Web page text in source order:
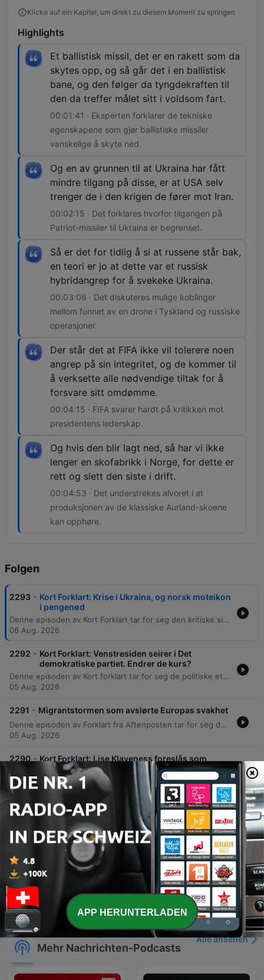
Klicke auf ein Kapitel, um direkt zu diesem Moment zu springen
Highlights
Et ballistisk missil, det er en rakett som da
skytes opp, og så går det i en ballistisk
bane, og den følger da tyngdekraften til
den da treffer målet sitt i voldsom fart.
00:01:41 · Eksperten forklarer de tekniske
egenskapene som gjør ballistiske missiler
vanskelige å skyte ned.
Og en av grunnen til at Ukraina har fått
mindre tilgang på disse, er at USA selv
trenger de i den krigen de fører mot Iran.
00:02:15 · Det forklares hvorfor tilgangen på
Patriot-missiler til Ukraina er begrenset.
Så er det for tidlig å si at russene står bak,
en teori er jo at dette var et russisk
hybridangrep for å svekeke Ukraina.
00:03:06 · Det diskuteres mulige koblinger
mellom funnet av en drone i Tyskland og russiske
operasjoner.
Der står det at FIFA ikke vil tolerere noen
angrep på sin integritet, og de kommer til
å verksette alle nødvendige tiltak for å
forsvare sitt omdømme.
00:04:15 · FIFA svarer hardt på kritikken mot
presidentens lederskap.
Og hvis den blir lagt ned, så har vi ikke
lenger en skofabrikk i Norge, for dette er
rett og slett den siste i drift.
00:04:53 · Det understrekes alvoret i at
produksjonen av de klassiske Aurland-skoene
kan opphøre.
Folgen
2293 - Kort Forklart: Krise i Ukraina, og norsk moteikon
i pengenød
Denne episoden av Kort Forklart tar for seg den kritiske situasjonen i Ukraina, der mangelen på forsvarsmissiler, spesielt Patriot-systemer, truer med å skape en katastrofe. Det diskuteres også funnet av en drone med eksplosiver på en flyplass i Tyskland og muligheten for russiske hybridangrep i Europa. Videre belyses krisemøtet til FIFA-president Gianni Infantino etter kritikk mot håndteringen av VM-salg, samt den usikre fremtiden til den norske skofabrikken i Aurland. Selskapet som lager de tradisjonsrike Aurland-skoene står i fare for nedleggelse på grunn av økonomiske utfordringer og økt konkurranse fra billigere alternativer.
06 Aug. 2026
2292 - Kort Forklart: Venstresiden seirer i Det
demokratiske partiet. Endrer de kurs?
Denne episoden av Kort forklart tar for seg de politiske ettervirkningene av Abdul El-Sayeds seier i demokratenes nominasjonsvalg i Michigan. Diskusjonen belyser spenningen mellom den progressive venstresiden og partiets moderate fløy, spesielt knyttet til politikk rundt Israel og migrasjon. Videre drøftes betydningen av dette valget for det demokratiske partiets strategi frem mot presidentvalget og muligheten for å kontrollere Senatet. I tillegg dekker episoden en nylig hendelse der en del av en SpaceX Falcon 9-rakett ved et uhell krasjet i månen. Dette skapte et nytt krater på mellom 20 og 30 meter, noe som reiser spørsmål om romsøppel og kontrollert nedstigning av rakettdeler.
05 Aug. 2026
2291 - Migrantstormen som avslørte Europas svakhet
Denne episoden av Forklart fra Aftenposten tar for seg den dramatiske situasjonen ved den spanske eksklaven Ceuta, der tusenvis av migranter forsøkte å krysse grensen fra Marokko. Hendelsen har ført til dødsfall og skapt stor politisk uro både i Spania og i EU, med anklager om alt fra feilinformasjon på sosiale medier til politisk press fra marokkanske myndigheter. Podkasten utforsker de underliggende årsakene til migrasjonspresset, rollen digitale plattformer spiller i å spre virale videoer som kan brukes i politisk propaganda, og utfordringene knyttet til samarbeid mellom EU og land utenfor Europa for å håndtere fremtidige migrasjonsbølger.
05 Aug. 2026
2290 - Kort Forklart: Lise Klaveness foreslås som
Infantino-arvtaker
Denne episoden av Aftenpostens podcast tar for seg det økende presset mot FIFA-president Gianni Infantino etter hans kontroversielle planer om å involvere private investorer i fotball-VM. Episoden drøfter muligheten for et presidentbytte, der den norske fotballpresidenten Lise Klavenes trekkes frem som en potensiell arvtager og motpol til Infantinos ledelsesstil. Videre belyses de geopolitiske aspektene ved FIFAs stemmesystem og utfordringene med å avsette sitt nåværende lederskap. I tillegg dekker episoden ukrainske droneangrep mot det russiske netthandelselskapet Wildberries, som anses som et legitimt mål på grunn av salg av militært utstyr. Episoden avsluttes med sportsnyheter om Ørjan Hårsjold Nylands overgang til RB Leipzig.
04 Aug. 2026
2289 - Med pisker og stokker går folk fra dør til dør og
leter etter innvandrere
Denne episoden av Forklart utforsker de voldelige demonstrasjonene i Sør-Afrika, der tusenvis har marsjert mot ulovlig innvandring under slagordet 'Abahambe'. Gjennom samtaler med utenriksjournalist Tora Carlsen-Håland og forsker Einar Bråten belyses de komplekse årsakene bak uroen, inkludert økonomisk krise, ekstrem arbeidsledighet, korrupsjon og dype sosiale ulikheter som stammer fra apartheid-tiden. Episoden drøfter om innvandring er den primære årsaken til landets problemer, eller om det er et symptom på en større politisk krise i ANC-regjeringen og historiske spenninger mellom etniske grupper som Zulu og Xhosa.
Mehr Folgen anzeigen
Mehr Nachrichten-Podcasts
Alle ansehen
APP HERUNTERLADEN